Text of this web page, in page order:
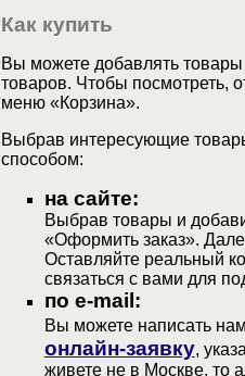
Как купить
Вы можете добавлять товары
товаров. Чтобы посмотреть,
меню «Корзина».
Выбрав интересующие
способом:
на сайте:
Выбрав товары и
«Оформить заказ».
Оставляйте реальный
связаться с вами для
по e-mail:
Вы можете написать
онлайн-заявку,
живете не в Москве, то